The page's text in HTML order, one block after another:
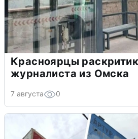
Красноярцы
журналиста из Омска
7 августа 0